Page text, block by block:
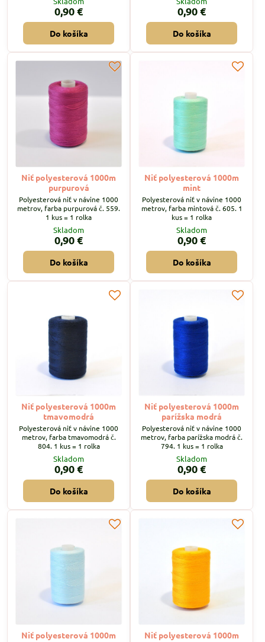
0,90 €
Do košíka
0,90 €
Do košíka
Niť polyesterová 1000m
purpurová
Polyesterová niť v návine 1000
metrov, farba purpurová č. 559.
1 kus = 1 rolka
Skladom
0,90 €
Do košíka
Niť polyesterová 1000m
mint
Polyesterová niť v návine 1000
metrov, farba mintová č. 605. 1
kus = 1 rolka
Skladom
0,90 €
Do košíka
Niť polyesterová 1000m
tmavomodrá
Polyesterová niť v návine 1000
metrov, farba tmavomodrá č.
804. 1 kus = 1 rolka
Skladom
0,90 €
Do košíka
Niť polyesterová 1000m
parížska modrá
Polyesterová niť v návine 1000
metrov, farba parížska modrá č.
794. 1 kus = 1 rolka
Skladom
0,90 €
Do košíka
Niť polyesterová 1000m
Niť polyesterová 1000m